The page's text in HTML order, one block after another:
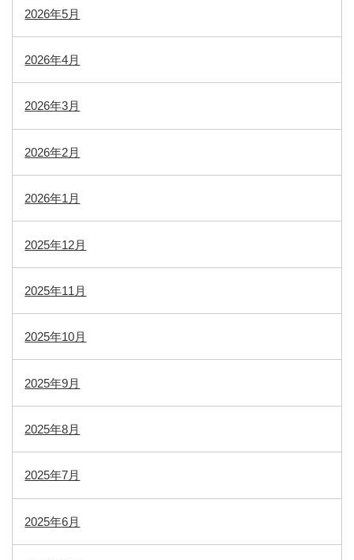
2026年5月
2026年4月
2026年3月
2026年2月
2026年1月
2025年12月
2025年11月
2025年10月
2025年9月
2025年8月
2025年7月
2025年6月